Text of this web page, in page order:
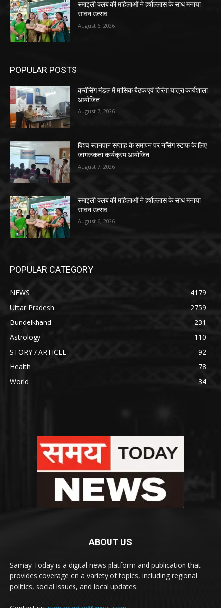
स्माइली क्लब की महिलाओं ने हर्षोल्लास के साथ मनाया
सावन उत्सव
August 6, 2026
POPULAR POSTS
क्रॉसिंग मंडल में मासिक बैठक एवं तिरंगा यात्रा कार्यशाला
आयोजित
August 7, 2026
विश्व स्तनपान सप्ताह के समापन पर नर्सिंग स्टाफ के लिए
जागरूकता कार्यक्रम आयोजित
August 7, 2026
स्माइली क्लब की महिलाओं ने हर्षोल्लास के साथ मनाया
सावन उत्सव
August 6, 2026
POPULAR CATEGORY
NEWS
4179
Uttar Pradesh
2759
Bundelkhand
231
Astrology
110
STORY / ARTICLE
92
Health
78
World
34
ABOUT US
Samay Today is a digital news platform and publication that
provides coverage on a variety of topics, including regional
politics, social issues, and local updates.